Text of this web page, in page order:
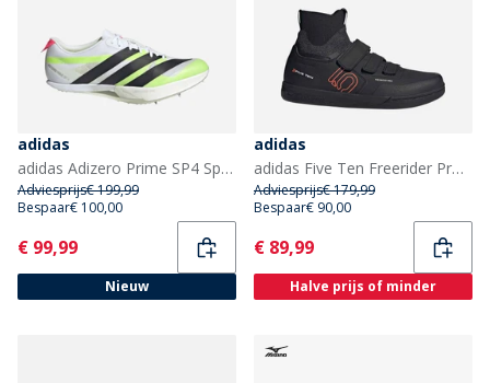
adidas
adidas Adizero Prime SP4 Sprint Atletiek Schoenen Cloud White/Core Black/Lucid Red
Adviesprijs€ 199,99
Bespaar€ 100,00
Current
€ 99,99
Nieuw
adidas
adidas Five Ten Freerider Pro Mid Mountainbike Schoenen Core Black/Solar Red/Grey Heather
Adviesprijs€ 179,99
Bespaar€ 90,00
Current
€ 89,99
Halve prijs of minder